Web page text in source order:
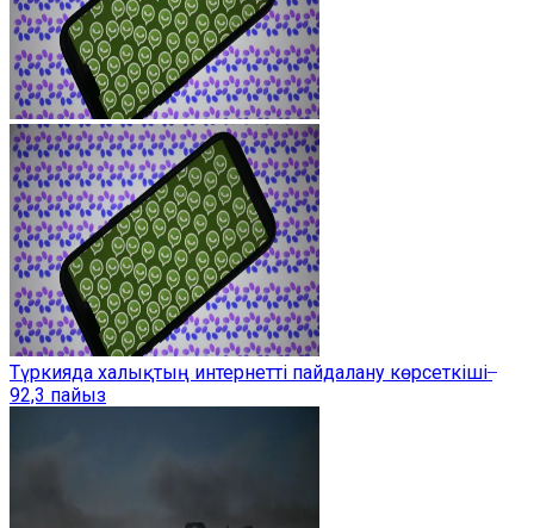
Түркияда халықтың интернетті пайдалану көрсеткіші ̶
92,3 пайыз